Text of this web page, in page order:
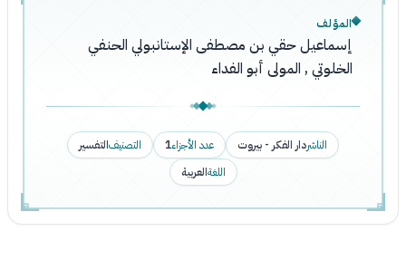
المؤلف
إسماعيل حقي بن مصطفى الإستانبولي الحنفي
الخلوتي , المولى أبو الفداء
الناشردار الفكر - بيروت عدد الأجزاء1 التصنيفالتفسير
اللغةالعربية